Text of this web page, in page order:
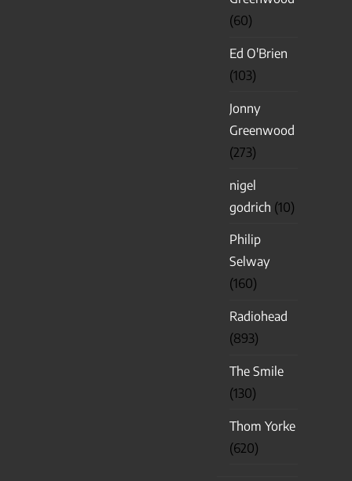
(60)
Ed O'Brien
(103)
Jonny
Greenwood
(273)
nigel
godrich (10)
Philip
Selway
(160)
Radiohead
(893)
The Smile
(130)
Thom Yorke
(620)